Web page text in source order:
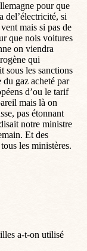
pour que
del’électricité, si
mais si pas de
que nois voitures
on viendra
qui
sous les sanctions
gaz acheté par
d’ou le tarif
mais là on
pas étonnant
notre ministre
Et des
les ministères.
a-t-on utilisé